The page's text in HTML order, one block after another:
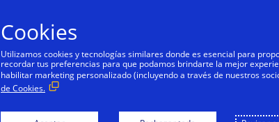
Personas
Cookies
Utilizamos cookies y tecnologías similares donde es esencial para
recordar tus preferencias para que podamos brindarte la mejor
habilitar marketing personalizado (incluyendo a través de nuestros
de Cookies.